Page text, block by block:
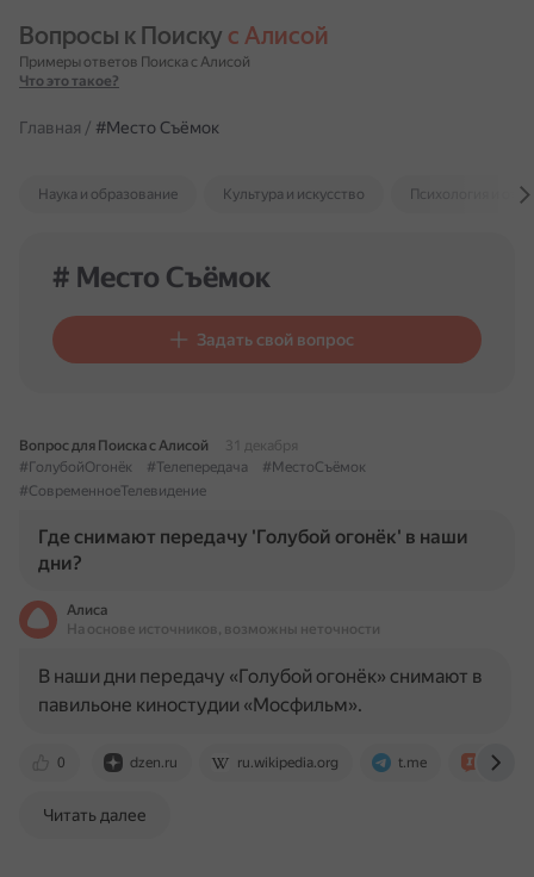
Вопросы к Поиску с Алисой
Примеры ответов Поиска с Алисой
Что это такое?
Главная / #Место Съёмок
Наука и образование Культура и искусство Психология и
# Место Съёмок
Задать свой вопрос
Вопрос для Поиска с Алисой
31 декабря
#ГолубойОгонёк
#Телепередача
#МестоСъёмок
#СовременноеТелевидение
Где снимают передачу 'Голубой огонёк' в наши
дни?
Алиса
На основе источников, возможны неточности
0 dzen.ru ru.wikipedia.org t.me
В наши дни передачу «Голубой огонёк» снимают в
павильоне киностудии «Мосфильм».
Читать далее